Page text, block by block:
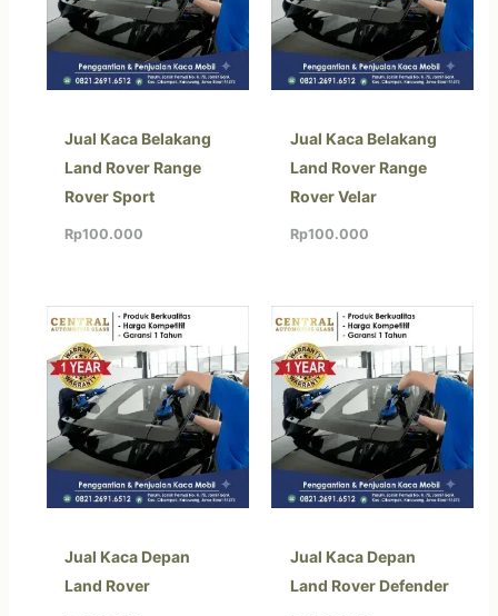
Jual Kaca Belakang
Land Rover Range
Rover Sport
Rp100.000
Jual Kaca Belakang
Land Rover Range
Rover Velar
Rp100.000
Jual Kaca Depan
Land Rover
Jual Kaca Depan
Land Rover Defender